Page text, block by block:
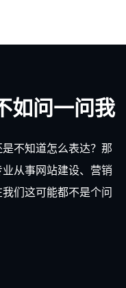
如问一问我
不知道怎么表达？那
从事网站建设、营销
们这可能都不是个问